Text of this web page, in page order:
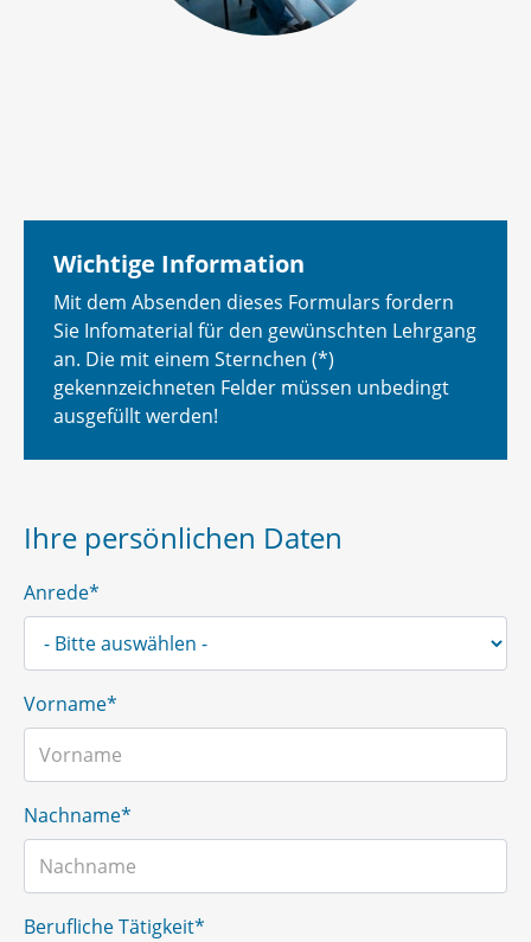
Wichtige Information
Mit dem Absenden dieses Formulars fordern
Sie Infomaterial für den gewünschten Lehrgang
an. Die mit einem Sternchen (*)
gekennzeichneten Felder müssen unbedingt
ausgefüllt werden!
Ihre persönlichen Daten
Anrede*
Vorname*
Nachname*
Berufliche Tätigkeit*